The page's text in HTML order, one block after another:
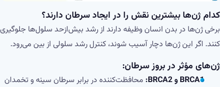
کدام ژن‌ها بیشترین نقش را در ایجاد سرطان دارند؟
برخی ژن‌ها در بدن انسان وظیفه دارند از رشد بیش‌ازحد سلول‌ها جلوگیری
کنند. اگر این ژن‌ها دچار آسیب شوند، کنترل رشد سلولی از بین می‌رود.
ژن‌های مؤثر در بروز سرطان:
BRCA1 و BRCA2:
محافظت‌کننده در برابر سرطان سینه و تخمدان